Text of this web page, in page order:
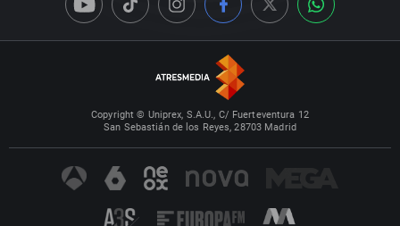
Copyright © Uniprex, S.A.U., C/ Fuerteventura 12
San Sebastián de los Reyes, 28703 Madrid